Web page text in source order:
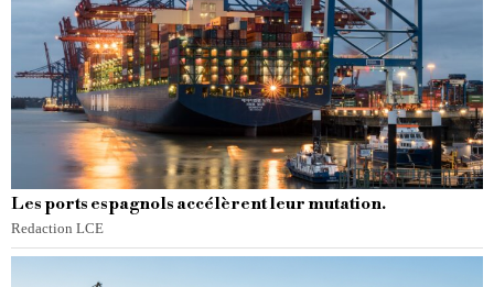
Les ports espagnols accélèrent leur mutation.
Redaction LCE